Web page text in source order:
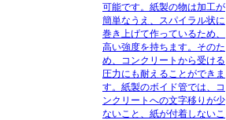
可能です。紙製の物は加工が
簡単なうえ、スパイラル状に
巻き上げて作っているため、
高い強度を持ちます。そのた
め、コンクリートから受ける
圧力にも耐えることができま
す。紙製のボイド管では、コ
ンクリートへの文字移りが少
ないこと、紙が付着しないこ